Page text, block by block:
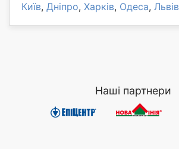
Київ, Дніпро, Харків, Одеса, Львів
Наші партнери